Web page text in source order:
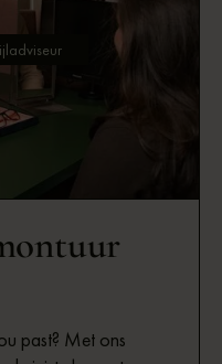
past? Met ons